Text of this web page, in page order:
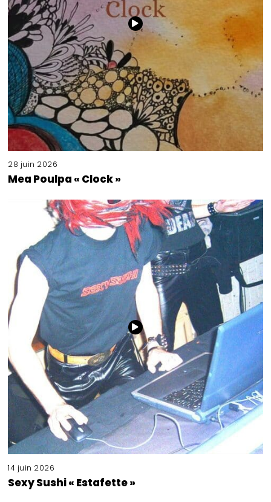
28 juin 2026
Mea Poulpa « Clock »
14 juin 2026
Sexy Sushi « Estafette »